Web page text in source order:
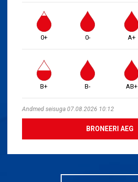
0+ 0- A+
B+ B- AB+
Andmed seisuga 07.08.2026 10:12
BRONEERI AEG